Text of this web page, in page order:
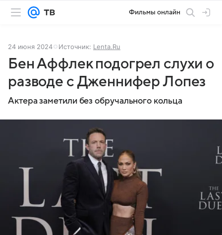
Фильмы онлайн
24 июня 2024 Источник: Lenta.Ru
Бен Аффлек подогрел слухи о
разводе с Дженнифер Лопез
Актера заметили без обручального кольца